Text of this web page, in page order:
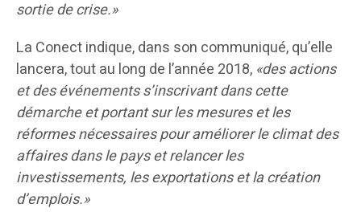
sortie de crise.»
La Conect indique, dans son communiqué, qu’elle
lancera, tout au long de l’année 2018, «des actions
et des événements s’inscrivant dans cette
démarche et portant sur les mesures et les
réformes nécessaires pour améliorer le climat des
affaires dans le pays et relancer les
investissements, les exportations et la création
d’emplois.»